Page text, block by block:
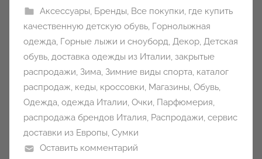
Аксессуары, Бренды, Все покупки, где купить
качественную детскую обувь, Горнолыжная
одежда, Горные лыжи и сноуборд, Декор, Детская
обувь, доставка одежды из Италии, закрытые
распродажи, Зима, Зимние виды спорта, каталог
распродаж, кеды, кроссовки, Магазины, Обувь,
Одежда, одежда Италии, Очки, Парфюмерия,
распродажа брендов Италия, Распродажи, сервис
доставки из Европы, Сумки
Оставить комментарий